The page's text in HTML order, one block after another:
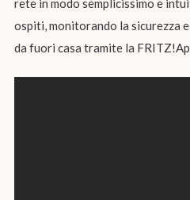
rete in modo semplicissimo e
ospiti, monitorando la sicurezza
da fuori casa tramite la